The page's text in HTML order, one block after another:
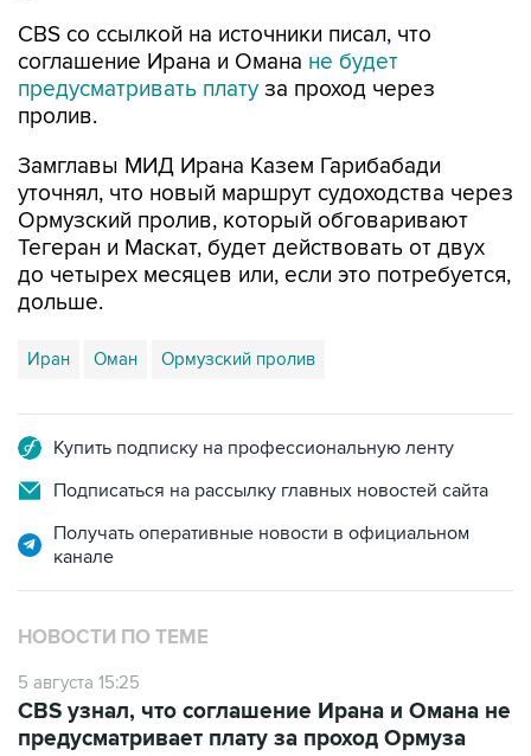
CBS со ссылкой на источники писал, что
соглашение Ирана и Омана не будет
предусматривать плату за проход через
пролив.
Замглавы МИД Ирана Казем Гарибабади
уточнял, что новый маршрут судоходства через
Ормузский пролив, который обговаривают
Тегеран и Маскат, будет действовать от двух
до четырех месяцев или, если это потребуется,
дольше.
Иран Оман Ормузский пролив
Купить подписку на профессиональную ленту
Подписаться на рассылку главных новостей сайта
Получать оперативные новости в официальном
канале
НОВОСТИ ПО ТЕМЕ
5 августа 15:25
CBS узнал, что соглашение Ирана и Омана не
предусматривает плату за проход Ормуза